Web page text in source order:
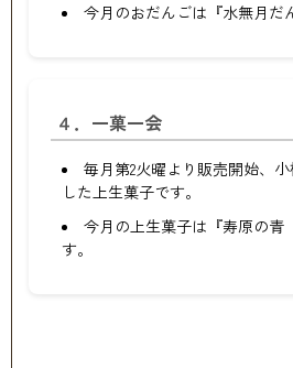
今月のおだんごは『水無月だ
４．一菓一会
毎月第2火曜より販売開始、
した上生菓子です。
今月の上生菓子は『寿原の青
す。